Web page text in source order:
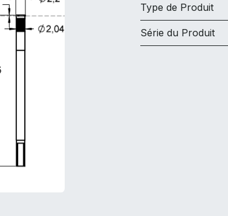
Type de Produit
Série du Produit